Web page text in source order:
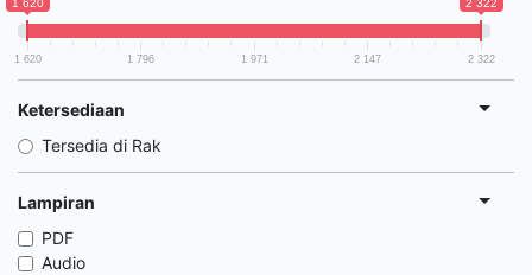
1 620 2 322
1 620 1 796 1 971 2 147 2 322
Ketersediaan
Tersedia di Rak
Lampiran
PDF
Audio